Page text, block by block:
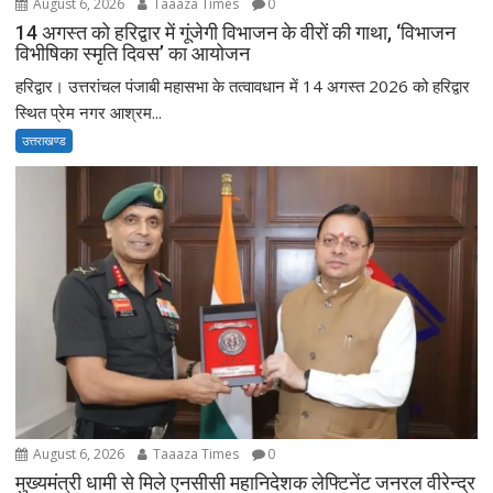
14 अगस्त को हरिद्वार में गूंजेगी विभाजन के वीरों की गाथा, ‘विभाजन
विभीषिका स्मृति दिवस’ का आयोजन
हरिद्वार। उत्तरांचल पंजाबी महासभा के तत्वावधान में 14 अगस्त 2026 को हरिद्वार
स्थित प्रेम नगर आश्रम...
उत्तराखण्ड
August 6, 2026 Taaaza Times 0
मुख्यमंत्री धामी से मिले एनसीसी महानिदेशक लेफ्टिनेंट जनरल वीरेन्द्र